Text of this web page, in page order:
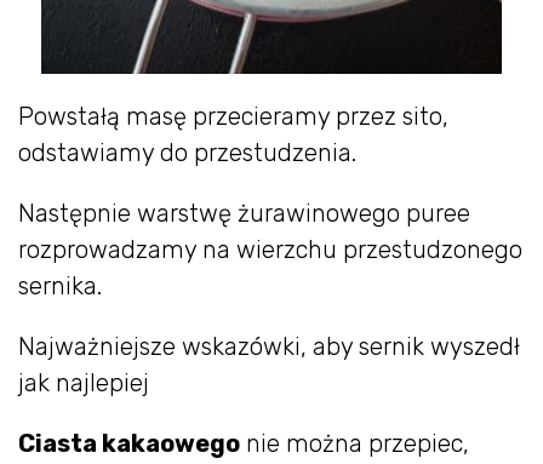
Powstałą masę przecieramy przez sito,
odstawiamy do przestudzenia.
Następnie warstwę żurawinowego puree
rozprowadzamy na wierzchu przestudzonego
sernika.
Najważniejsze wskazówki, aby sernik wyszedł
jak najlepiej
Ciasta kakaowego nie można przepiec,